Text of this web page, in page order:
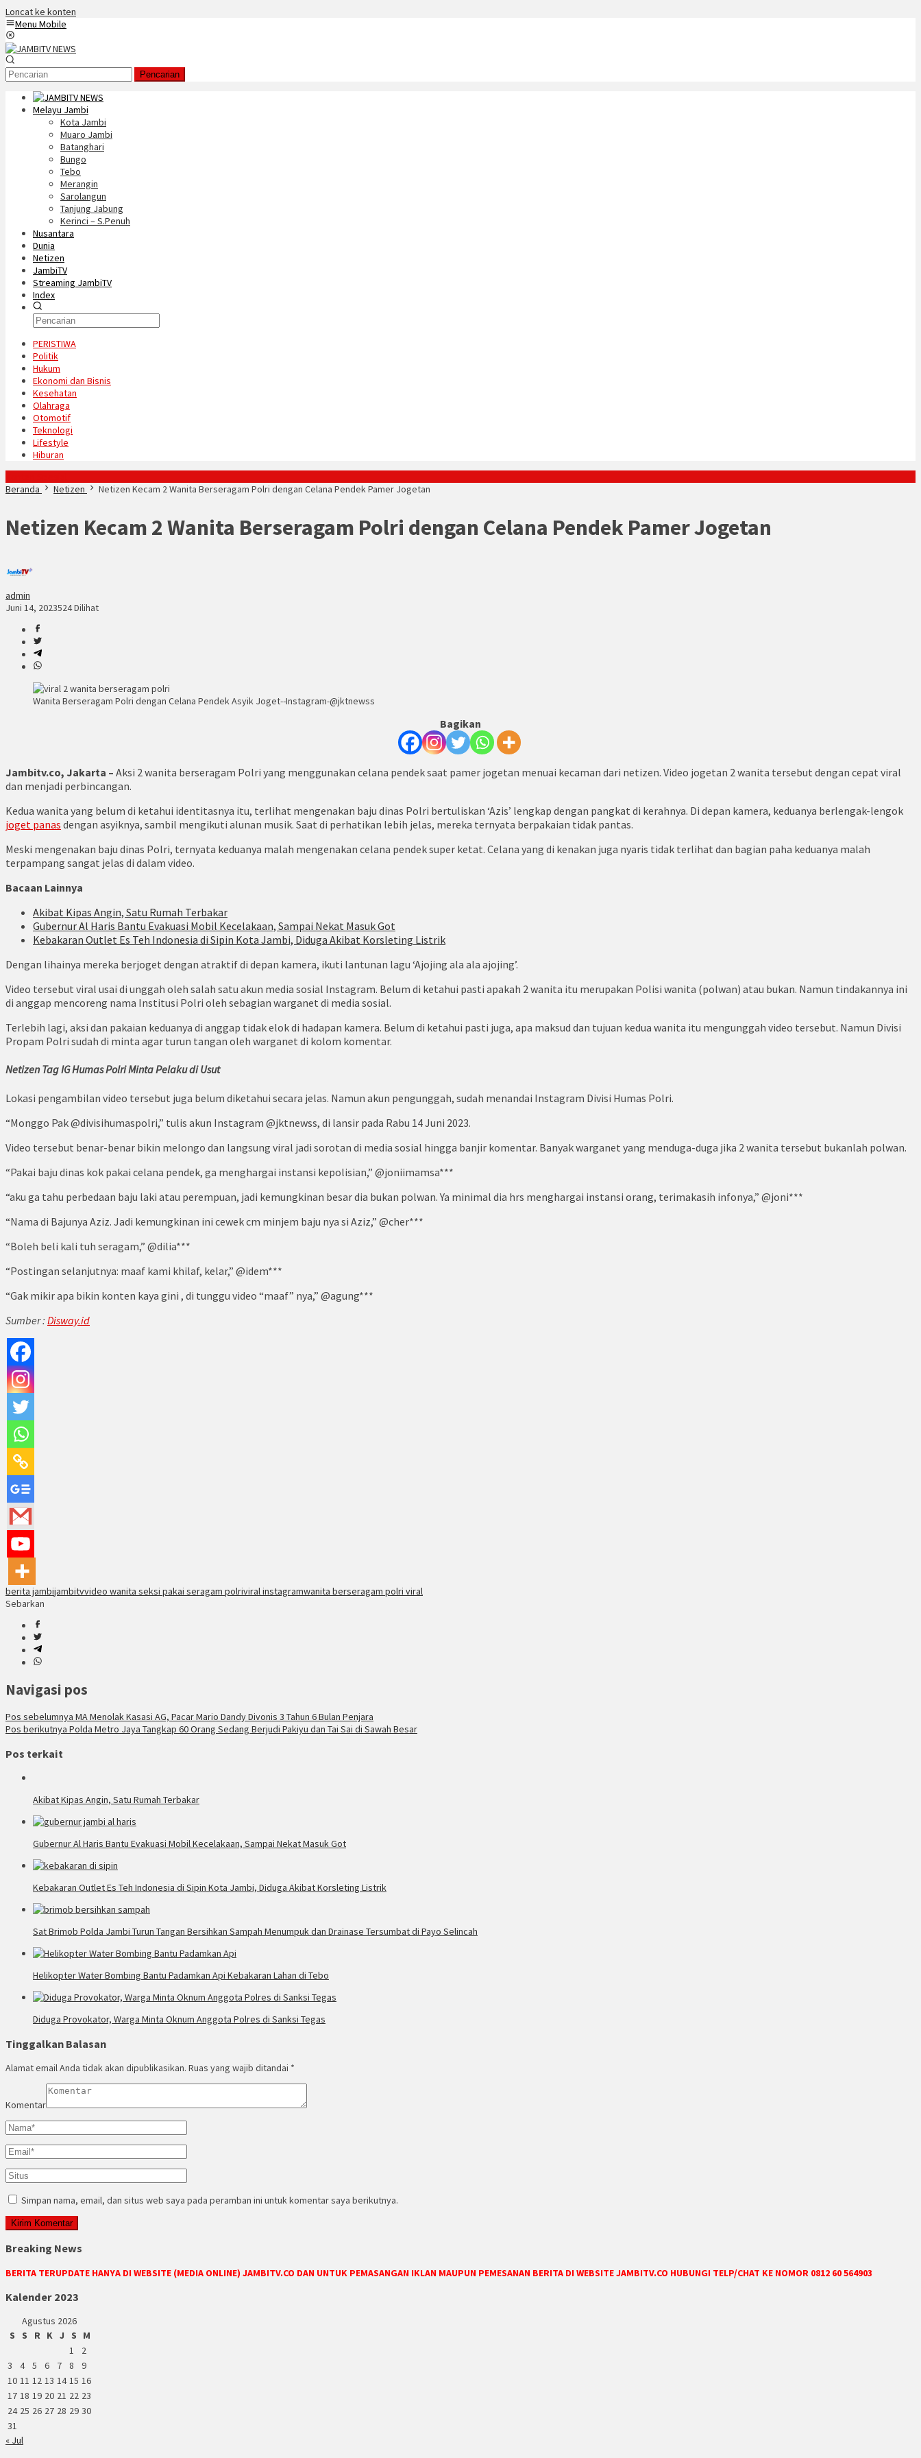
Loncat ke konten
Menu Mobile
Pencarian
Melayu Jambi
Kota Jambi
Muaro Jambi
Batanghari
Bungo
Tebo
Merangin
Sarolangun
Tanjung Jabung
Kerinci – S.Penuh
Nusantara
Dunia
Netizen
JambiTV
Streaming JambiTV
Index
PERISTIWA
Politik
Hukum
Ekonomi dan Bisnis
Kesehatan
Olahraga
Otomotif
Teknologi
Lifestyle
Hiburan
Beranda
Netizen Netizen Kecam 2 Wanita Berseragam Polri dengan Celana Pendek Pamer Jogetan
Netizen Kecam 2 Wanita Berseragam Polri dengan Celana Pendek Pamer Jogetan
admin
Juni 14, 2023524 Dilihat
Wanita Berseragam Polri dengan Celana Pendek Asyik Joget--Instagram-@jktnewss
Bagikan
Jambitv.co, Jakarta – Aksi 2 wanita berseragam Polri yang menggunakan celana pendek saat pamer jogetan menuai kecaman dari netizen. Video jogetan 2 wanita tersebut dengan cepat viral
dan menjadi perbincangan.
Kedua wanita yang belum di ketahui identitasnya itu, terlihat mengenakan baju dinas Polri bertuliskan ‘Azis’ lengkap dengan pangkat di kerahnya. Di depan kamera, keduanya berlengak-lengok
joget panas dengan asyiknya, sambil mengikuti alunan musik. Saat di perhatikan lebih jelas, mereka ternyata berpakaian tidak pantas.
Meski mengenakan baju dinas Polri, ternyata keduanya malah mengenakan celana pendek super ketat. Celana yang di kenakan juga nyaris tidak terlihat dan bagian paha keduanya malah
terpampang sangat jelas di dalam video.
Bacaan Lainnya
Akibat Kipas Angin, Satu Rumah Terbakar
Gubernur Al Haris Bantu Evakuasi Mobil Kecelakaan, Sampai Nekat Masuk Got
Kebakaran Outlet Es Teh Indonesia di Sipin Kota Jambi, Diduga Akibat Korsleting Listrik
Dengan lihainya mereka berjoget dengan atraktif di depan kamera, ikuti lantunan lagu ‘Ajojing ala ala ajojing’.
Video tersebut viral usai di unggah oleh salah satu akun media sosial Instagram. Belum di ketahui pasti apakah 2 wanita itu merupakan Polisi wanita (polwan) atau bukan. Namun tindakannya ini
di anggap mencoreng nama Institusi Polri oleh sebagian warganet di media sosial.
Terlebih lagi, aksi dan pakaian keduanya di anggap tidak elok di hadapan kamera. Belum di ketahui pasti juga, apa maksud dan tujuan kedua wanita itu mengunggah video tersebut. Namun Divisi
Propam Polri sudah di minta agar turun tangan oleh warganet di kolom komentar.
Netizen Tag IG Humas Polri Minta Pelaku di Usut
Lokasi pengambilan video tersebut juga belum diketahui secara jelas. Namun akun pengunggah, sudah menandai Instagram Divisi Humas Polri.
“Monggo Pak @divisihumaspolri,” tulis akun Instagram @jktnewss, di lansir pada Rabu 14 Juni 2023.
Video tersebut benar-benar bikin melongo dan langsung viral jadi sorotan di media sosial hingga banjir komentar. Banyak warganet yang menduga-duga jika 2 wanita tersebut bukanlah polwan.
“Pakai baju dinas kok pakai celana pendek, ga menghargai instansi kepolisian,” @joniimamsa***
“aku ga tahu perbedaan baju laki atau perempuan, jadi kemungkinan besar dia bukan polwan. Ya minimal dia hrs menghargai instansi orang, terimakasih infonya,” @joni***
“Nama di Bajunya Aziz. Jadi kemungkinan ini cewek cm minjem baju nya si Aziz,” @cher***
“Boleh beli kali tuh seragam,” @dilia***
“Postingan selanjutnya: maaf kami khilaf, kelar,” @idem***
“Gak mikir apa bikin konten kaya gini , di tunggu video “maaf” nya,” @agung***
Sumber : Disway.id
berita jambijambitvvideo wanita seksi pakai seragam polriviral instagramwanita berseragam polri viral
Sebarkan
Navigasi pos
Pos sebelumnya MA Menolak Kasasi AG, Pacar Mario Dandy Divonis 3 Tahun 6 Bulan Penjara
Pos berikutnya Polda Metro Jaya Tangkap 60 Orang Sedang Berjudi Pakiyu dan Tai Sai di Sawah Besar
Pos terkait
Akibat Kipas Angin, Satu Rumah Terbakar
Gubernur Al Haris Bantu Evakuasi Mobil Kecelakaan, Sampai Nekat Masuk Got
Kebakaran Outlet Es Teh Indonesia di Sipin Kota Jambi, Diduga Akibat Korsleting Listrik
Sat Brimob Polda Jambi Turun Tangan Bersihkan Sampah Menumpuk dan Drainase Tersumbat di Payo Selincah
Helikopter Water Bombing Bantu Padamkan Api Kebakaran Lahan di Tebo
Diduga Provokator, Warga Minta Oknum Anggota Polres di Sanksi Tegas
Tinggalkan Balasan
Alamat email Anda tidak akan dipublikasikan. Ruas yang wajib ditandai *
Komentar
Simpan nama, email, dan situs web saya pada peramban ini untuk komentar saya berikutnya.
Breaking News
BERITA TERUPDATE HANYA DI WEBSITE (MEDIA ONLINE) JAMBITV.CO DAN UNTUK PEMASANGAN IKLAN MAUPUN PEMESANAN BERITA DI WEBSITE JAMBITV.CO HUBUNGI TELP/CHAT KE NOMOR 0812 60 564903
Kalender 2023
Agustus 2026
S
S R K J S
M
1
2
3
4 5 6 7 8
9
10 11 12 13 14 15 16
17 18 19 20 21 22 23
24 25 26 27 28 29 30
31
« Jul